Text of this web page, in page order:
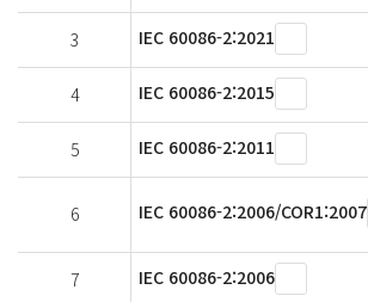
3 IEC 60086-2:2021
4 IEC 60086-2:2015
5 IEC 60086-2:2011
6 IEC 60086-2:2006/COR1:2007
7 IEC 60086-2:2006